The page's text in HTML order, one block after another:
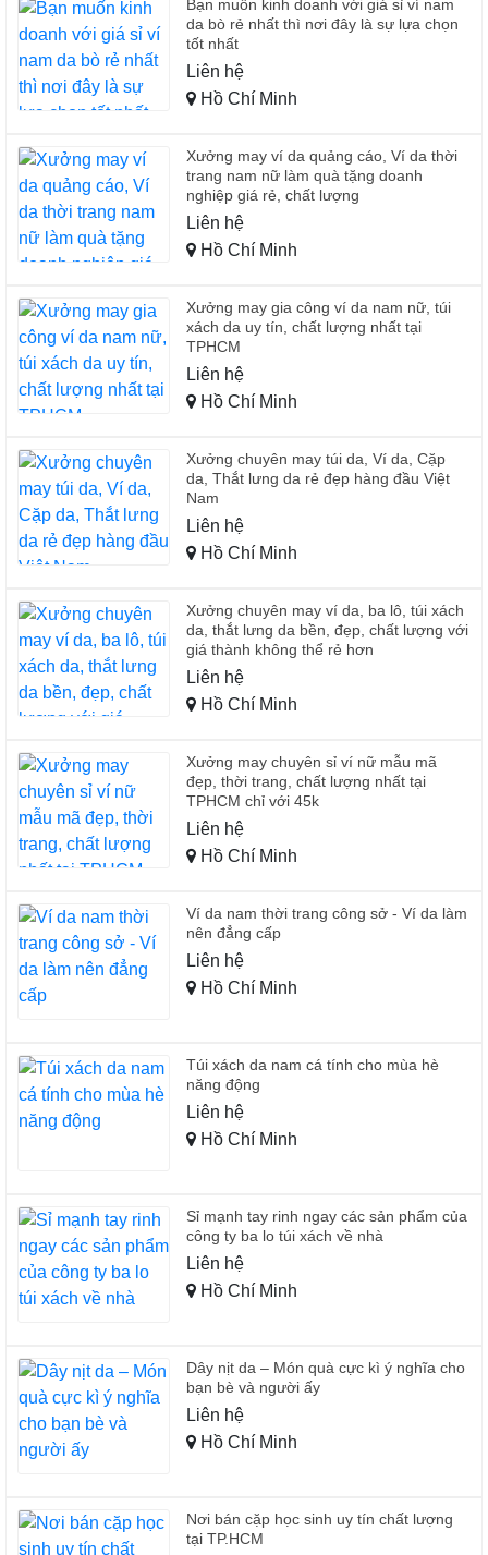
Bạn muốn kinh doanh với giá sỉ ví nam
da bò rẻ nhất thì nơi đây là sự lựa chọn
tốt nhất
Liên hệ
Hồ Chí Minh
Xưởng may ví da quảng cáo, Ví da thời
trang nam nữ làm quà tặng doanh
nghiệp giá rẻ, chất lượng
Liên hệ
Hồ Chí Minh
Xưởng may gia công ví da nam nữ, túi
xách da uy tín, chất lượng nhất tại
TPHCM
Liên hệ
Hồ Chí Minh
Xưởng chuyên may túi da, Ví da, Cặp
da, Thắt lưng da rẻ đẹp hàng đầu Việt
Nam
Liên hệ
Hồ Chí Minh
Xưởng chuyên may ví da, ba lô, túi xách
da, thắt lưng da bền, đẹp, chất lượng với
giá thành không thể rẻ hơn
Liên hệ
Hồ Chí Minh
Xưởng may chuyên sỉ ví nữ mẫu mã
đẹp, thời trang, chất lượng nhất tại
TPHCM chỉ với 45k
Liên hệ
Hồ Chí Minh
Ví da nam thời trang công sở - Ví da làm
nên đẳng cấp
Liên hệ
Hồ Chí Minh
Túi xách da nam cá tính cho mùa hè
năng động
Liên hệ
Hồ Chí Minh
Sỉ mạnh tay rinh ngay các sản phẩm của
công ty ba lo túi xách về nhà
Liên hệ
Hồ Chí Minh
Dây nịt da – Món quà cực kì ý nghĩa cho
bạn bè và người ấy
Liên hệ
Hồ Chí Minh
Nơi bán cặp học sinh uy tín chất lượng
tại TP.HCM